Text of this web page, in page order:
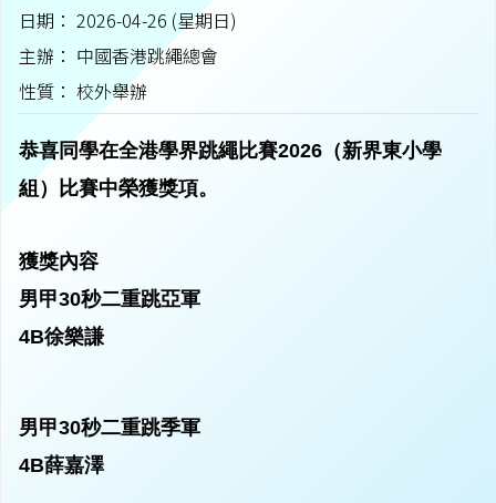
日期： 2026-04-26 (星期日)
主辦： 中國香港跳繩總會
性質： 校外舉辦
恭喜同學在全港學界跳繩比賽2026（新界東小學
組）比賽中榮獲獎項。
獲獎內容
男甲30秒二重跳亞軍
4B徐樂謙
男甲30秒二重跳季軍
4B薛嘉澤